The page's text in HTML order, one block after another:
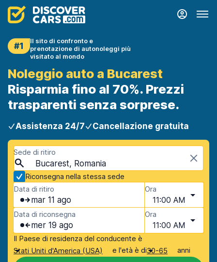
#1
Il sito di confronto e
prenotazione di autonoleggi più
visitato al mondo
Noleggio auto a Bucarest
Risparmia fino al 70%. Prezzi
trasparenti senza sorprese.
Assistenza 24/7 Cancellazione gratuita
Sede di ritiro
Bucarest, Romania
Riconsegna nella stessa sede
Data di ritiro
mar 11 ago
Ora
11:00 AM
Data di riconsegna
mer 19 ago
Ora
11:00 AM
Il Paese di residenza del conducente è
Stati Uniti d'America (USA)
e l'età è di30-65 anni